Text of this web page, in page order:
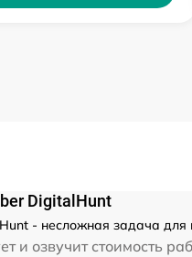
DigitalHunt
- несложная задача
и озвучит стоимость